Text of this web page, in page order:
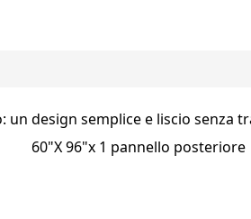
un design semplice e liscio senza
60"X 96"x 1 pannello